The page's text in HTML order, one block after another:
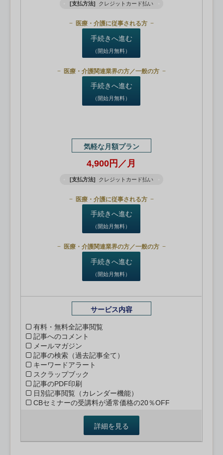
[支払方法] クレジットカード払い
医療・介護に従事される方
手続きへ進む
（開始月無料）
医療・介護関連業界の方／一般の方
手続きへ進む
（開始月無料）
気軽な月額プラン
4,900円／月
[支払方法] クレジットカード払い
医療・介護に従事される方
手続きへ進む
（開始月無料）
医療・介護関連業界の方／一般の方
手続きへ進む
（開始月無料）
サービス内容
有料・無料全記事閲覧
記事へのコメント
メールマガジン
記事の検索（過去記事全て）
キーワードアラート
スクラップブック
記事のPDF印刷
日別記事閲覧（カレンダー機能）
CBセミナーの受講料が通常価格の20％OFF
詳細を見る